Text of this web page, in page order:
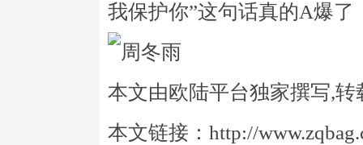
我保护你”这句话真的A爆了
本文由欧陆平台独家撰写,转
本文链接：http://